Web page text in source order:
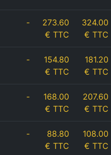
-
273.60
€ TTC
324.00
€ TTC
-
154.80
€ TTC
181.20
€ TTC
-
168.00
€ TTC
207.60
€ TTC
-
88.80
€ TTC
108.00
€ TTC